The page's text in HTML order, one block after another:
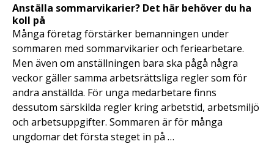
Anställa sommarvikarier? Det här behöver du ha
koll på
Många företag förstärker bemanningen under
sommaren med sommarvikarier och feriearbetare.
Men även om anställningen bara ska pågå några
veckor gäller samma arbetsrättsliga regler som för
andra anställda. För unga medarbetare finns
dessutom särskilda regler kring arbetstid, arbetsmiljö
och arbetsuppgifter. Sommaren är för många
ungdomar det första steget in på …